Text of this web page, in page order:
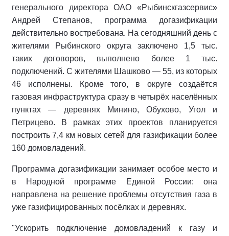
генерального директора ОАО «Рыбинскгазсервис»
Андрей Степанов, программа догазификации
действительно востребована. На сегодняшний день с
жителями Рыбинского округа заключено 1,5 тыс.
таких договоров, выполнено более 1 тыс.
подключений. С жителями Шашково — 55, из которых
46 исполнены. Кроме того, в округе создаётся
газовая инфраструктура сразу в четырёх населённых
пунктах — деревнях Минино, Обухово, Угол и
Петрицево. В рамках этих проектов планируется
построить 7,4 км новых сетей для газификации более
160 домовладений.
Программа догазификации занимает особое место и
в Народной программе Единой России: она
направлена на решение проблемы отсутствия газа в
уже газифицированных посёлках и деревнях.
"Ускорить подключение домовладений к газу и